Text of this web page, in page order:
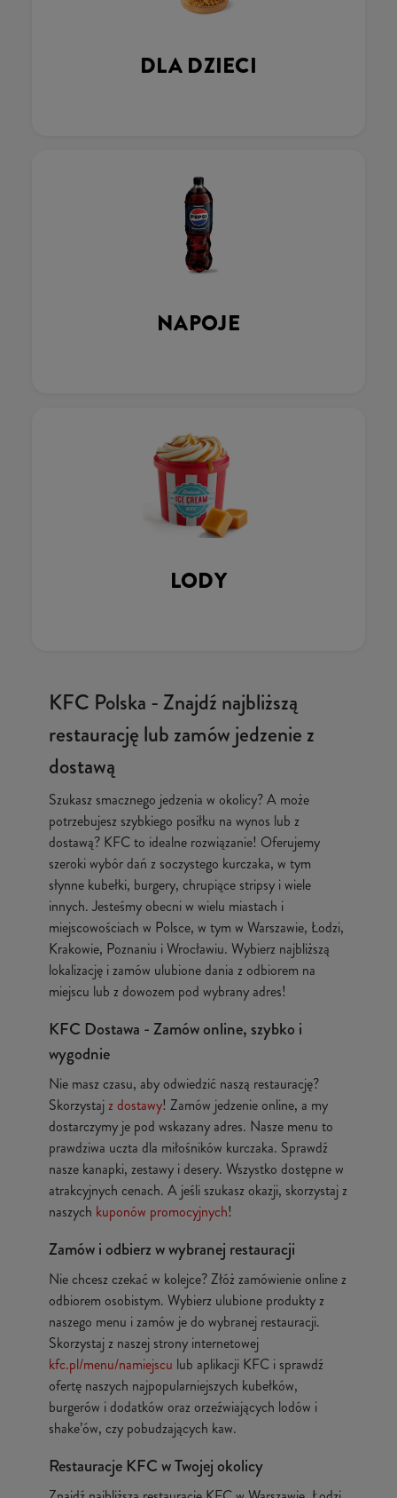
DLA DZIECI
NAPOJE
LODY
KFC Polska - Znajdź najbliższą
restaurację lub zamów jedzenie z
dostawą
Szukasz smacznego jedzenia w okolicy? A może
potrzebujesz szybkiego posiłku na wynos lub z
dostawą? KFC to idealne rozwiązanie! Oferujemy
szeroki wybór dań z soczystego kurczaka, w tym
słynne kubełki, burgery, chrupiące stripsy i wiele
innych. Jesteśmy obecni w wielu miastach i
miejscowościach w Polsce, w tym w Warszawie, Łodzi,
Krakowie, Poznaniu i Wrocławiu. Wybierz najbliższą
lokalizację i zamów ulubione dania z odbiorem na
miejscu lub z dowozem pod wybrany adres!
KFC Dostawa - Zamów online, szybko i
wygodnie
Nie masz czasu, aby odwiedzić naszą restaurację?
Skorzystajz dostawy! Zamów jedzenie online, a my
dostarczymy je pod wskazany adres. Nasze menu to
prawdziwa uczta dla miłośników kurczaka. Sprawdź
nasze kanapki, zestawy i desery. Wszystko dostępne w
atrakcyjnych cenach. A jeśli szukasz okazji, skorzystaj z
naszych kuponów promocyjnych!
Zamów i odbierz w wybranej restauracji
Nie chcesz czekać w kolejce? Złóż zamówienie online z
odbiorem osobistym. Wybierz ulubione produkty z
naszego menu i zamów je do wybranej restauracji.
Skorzystaj z naszej strony internetowej
kfc.pl/menu/namiejscu lub aplikacji KFC i sprawdź
ofertę naszych najpopularniejszych kubełków,
burgerów i dodatków oraz orzeźwiających lodów i
shake’ów, czy pobudzających kaw.
Restauracje KFC w Twojej okolicy